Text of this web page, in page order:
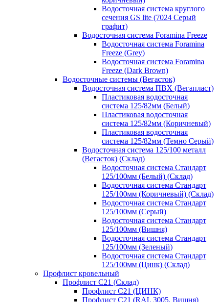
Водосточная система круглого
сечения GS lite (7024 Серый
графит)
Водосточная система Foramina Freeze
Водосточная система Foramina
Freeze (Grey)
Водосточная система Foramina
Freeze (Dark Brown)
Водосточные системы (Вегасток)
Водосточная система ПВХ (Вегапласт)
Пластиковая водосточная
система 125/82мм (Белый)
Пластиковая водосточная
система 125/82мм (Коричневый)
Пластиковая водосточная
система 125/82мм (Темно Серый)
Водосточная система 125/100 металл
(Вегасток) (Склад)
Водосточная система Стандарт
125/100мм (Белый) (Склад)
Водосточная система Стандарт
125/100мм (Коричневый) (Склад)
Водосточная система Стандарт
125/100мм (Серый)
Водосточная система Стандарт
125/100мм (Вишня)
Водосточная система Стандарт
125/100мм (Зеленый)
Водосточная система Стандарт
125/100мм (Цинк) (Склад)
Профлист кровельный
Профлист С21 (Склад)
Профлист С21 (ЦИНК)
Профлист С21 (RAL 3005, Вишня)